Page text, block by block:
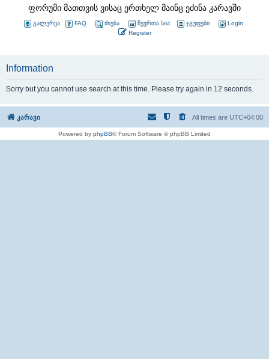
ფორუმი მათთვის ვისაც ერთხელ მაინც ეძინა კარავში
გალერეა FAQ ძიება წევრთა სია ჯგუფები
Login
Register
Information
Sorry but you cannot use search at this time. Please try again in 12 seconds.
კარავი All times are UTC+04:00
Powered by phpBB® Forum Software © phpBB Limited